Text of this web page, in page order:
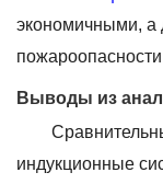
экономичными, а
Выводы из
индукционные